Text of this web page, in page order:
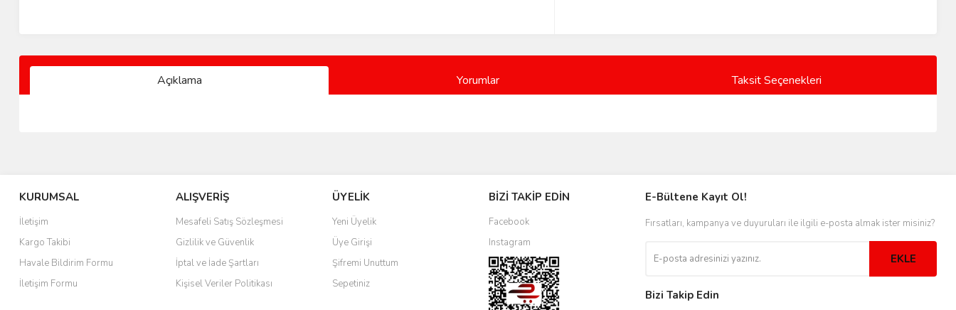
Açıklama Yorumlar Taksit Seçenekleri
KURUMSAL
İletişim
Kargo Takibi
Havale Bildirim Formu
İletişim Formu
ALIŞVERİŞ
Mesafeli Satış Sözleşmesi
Gizlilik ve Güvenlik
İptal ve İade Şartları
Kişisel Veriler Politikası
ÜYELİK
Yeni Üyelik
Üye Girişi
Şifremi Unuttum
Sepetiniz
BİZİ TAKİP EDİN
Facebook
Instagram
E-Bültene Kayıt Ol!
Fırsatları, kampanya ve duyuruları ile ilgili e-posta almak ister misiniz?
EKLE
Bizi Takip Edin